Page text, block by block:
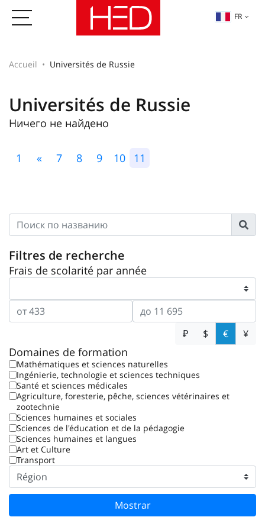
FR
Accueil Universités de Russie
Universités de Russie
Ничего не найдено
1 « 7 8 9 10 11
Filtres de recherche
Frais de scolarité par année
₽ $ € ¥
Domaines de formation
Mathématiques et sciences naturelles
Ingénierie, technologie et sciences techniques
Santé et sciences médicales
Agriculture, foresterie, pêche, sciences vétérinaires et
zootechnie
Sciences humaines et sociales
Sciences de l'éducation et de la pédagogie
Sciences humaines et langues
Art et Culture
Transport
Mostrar